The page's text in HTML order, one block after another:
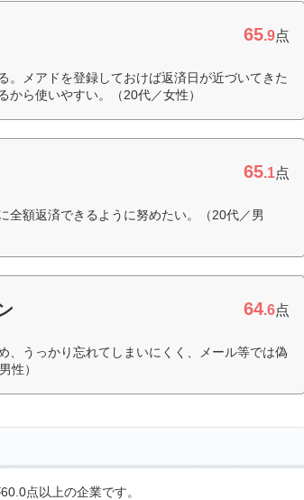
65.9点
。メアドを登録しておけば返済日が近づいてきた
ら使いやすい。（20代／女性）
65.1点
全額返済できるように努めたい。（20代／男
64.6点
、うっかり忘れてしまいにくく、メール等では偽
性）
点以上の企業です。